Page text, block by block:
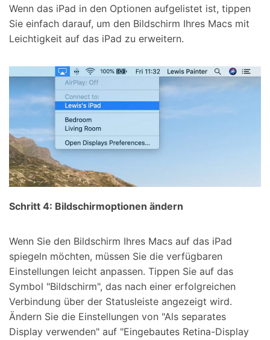
Wenn das iPad in den Optionen aufgelistet ist, tippen
Sie einfach darauf, um den Bildschirm Ihres Macs mit
Leichtigkeit auf das iPad zu erweitern.
Schritt 4: Bildschirmoptionen ändern
Wenn Sie den Bildschirm Ihres Macs auf das iPad
spiegeln möchten, müssen Sie die verfügbaren
Einstellungen leicht anpassen. Tippen Sie auf das
Symbol "Bildschirm", das nach einer erfolgreichen
Verbindung über der Statusleiste angezeigt wird.
Ändern Sie die Einstellungen von "Als separates
Display verwenden" auf "Eingebautes Retina-Display